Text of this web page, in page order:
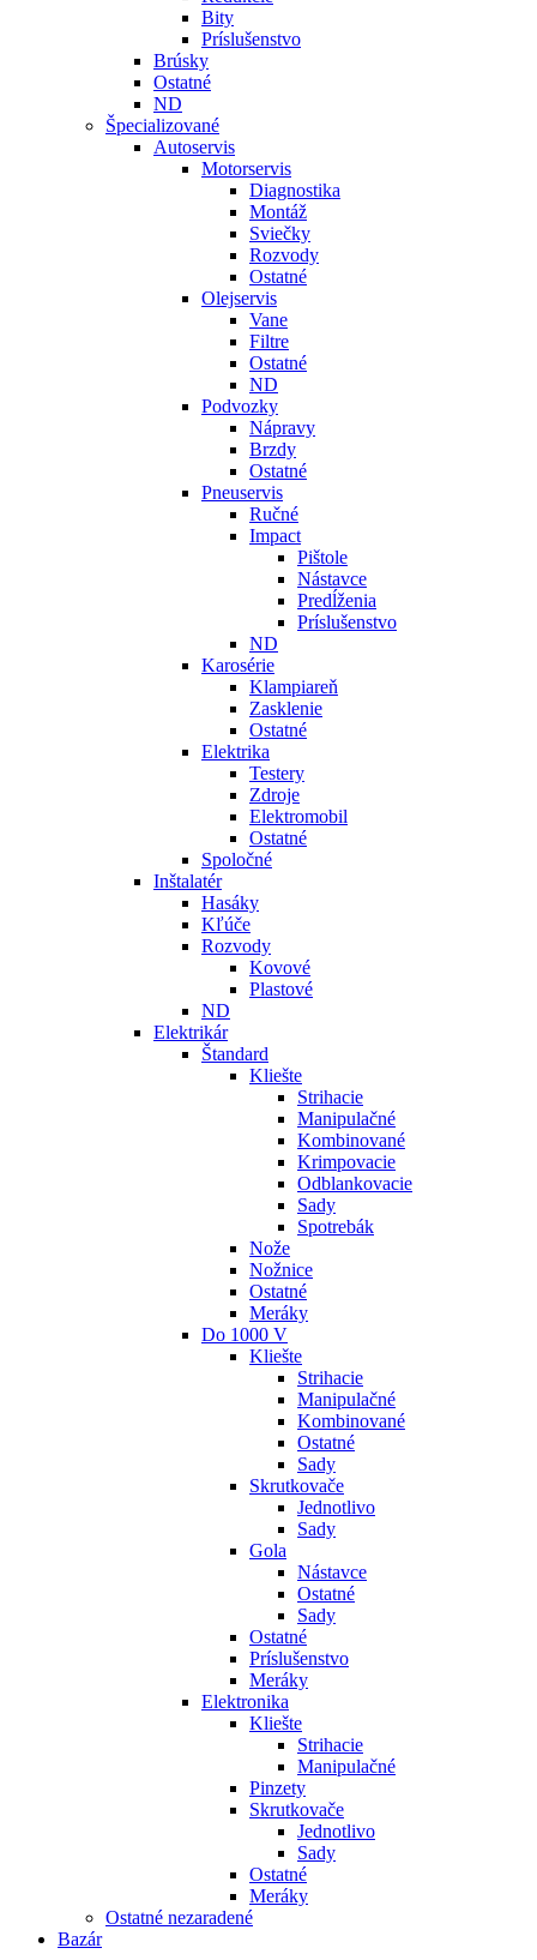
Bity
Príslušenstvo
Brúsky
Ostatné
ND
Špecializované
Autoservis
Motorservis
Diagnostika
Montáž
Sviečky
Rozvody
Ostatné
Olejservis
Vane
Filtre
Ostatné
ND
Podvozky
Nápravy
Brzdy
Ostatné
Pneuservis
Ručné
Impact
Pištole
Nástavce
Predĺženia
Príslušenstvo
ND
Karosérie
Klampiareň
Zasklenie
Ostatné
Elektrika
Testery
Zdroje
Elektromobil
Ostatné
Spoločné
Inštalatér
Hasáky
Kľúče
Rozvody
Kovové
Plastové
ND
Elektrikár
Štandard
Kliešte
Strihacie
Manipulačné
Kombinované
Krimpovacie
Odblankovacie
Sady
Spotrebák
Nože
Nožnice
Ostatné
Meráky
Do 1000 V
Kliešte
Strihacie
Manipulačné
Kombinované
Ostatné
Sady
Skrutkovače
Jednotlivo
Sady
Gola
Nástavce
Ostatné
Sady
Ostatné
Príslušenstvo
Meráky
Elektronika
Kliešte
Strihacie
Manipulačné
Pinzety
Skrutkovače
Jednotlivo
Sady
Ostatné
Meráky
Ostatné nezaradené
Bazár